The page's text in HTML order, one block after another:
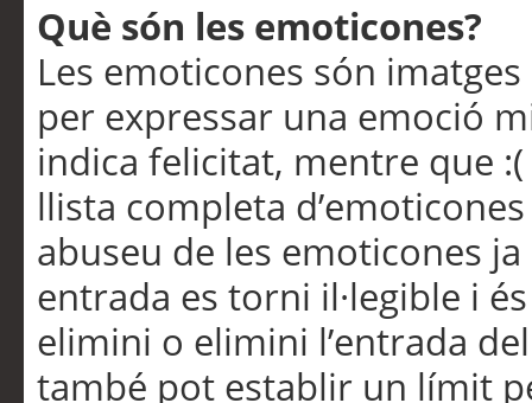
Què són les emoticones?
Les emoticones són
per expressar una emoció
indica felicitat, mentre que
llista completa
abuseu de les emoticones
entrada es torni il·legible i
elimini o elimini l’entrada
també pot establir un límit